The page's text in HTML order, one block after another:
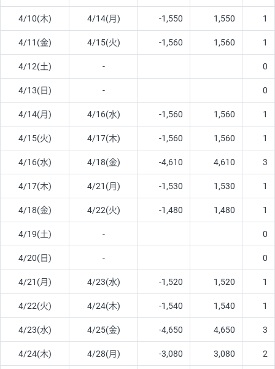
4/10(木) 4/14(月) -1,550 1,550 1
4/11(金) 4/15(火) -1,560 1,560 1
4/12(土) - 0
4/13(日) - 0
4/14(月) 4/16(水) -1,560 1,560 1
4/15(火) 4/17(木) -1,560 1,560 1
4/16(水) 4/18(金) -4,610 4,610 3
4/17(木) 4/21(月) -1,530 1,530 1
4/18(金) 4/22(火) -1,480 1,480 1
4/19(土) - 0
4/20(日) - 0
4/21(月) 4/23(水) -1,520 1,520 1
4/22(火) 4/24(木) -1,540 1,540 1
4/23(水) 4/25(金) -4,650 4,650 3
4/24(木) 4/28(月) -3,080 3,080 2